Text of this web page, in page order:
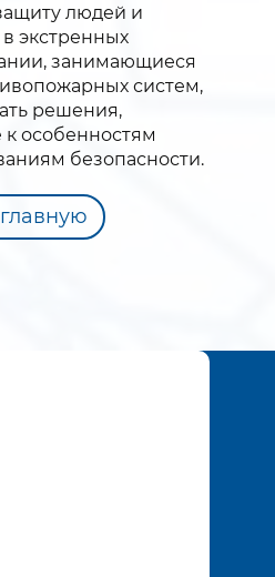
людей и
экстренных
занимающиеся
систем,
решения,
особенностям
безопасности.